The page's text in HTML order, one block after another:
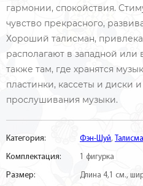
гармонии, спокойствия.
чувство прекрасного,
Хороший талисман,
располагают в западной или
также там, где хранятся
пластинки, кассеты и диски
прослушивания музыки.
Категория: Фэн-Шуй,
Комплектация: 1 фигурка
Размер: Длина 4,1 см.,